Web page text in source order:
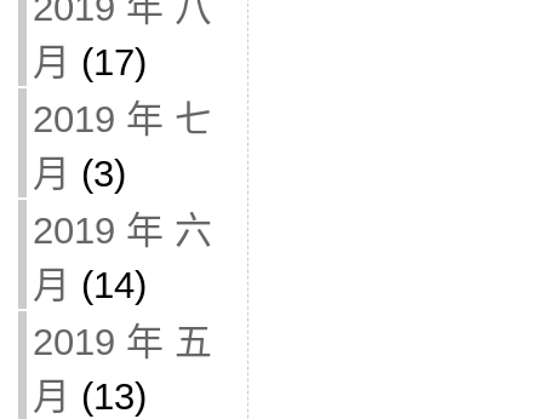
月 (17)
2019 年 七
月 (3)
2019 年 六
月 (14)
2019 年 五
月 (13)